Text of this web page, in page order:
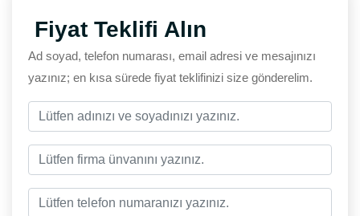
Fiyat Teklifi Alın
Ad soyad, telefon numarası, email adresi ve mesajınızı
yazınız; en kısa sürede fiyat teklifinizi size gönderelim.